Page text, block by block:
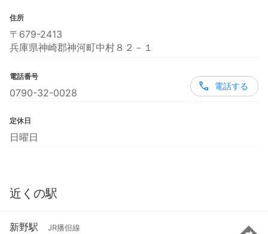
住所
〒679-2413
兵庫県神崎郡神河町中村８２－１
電話番号
0790-32-0028
電話する
定休日
日曜日
近くの駅
新野駅 JR播但線